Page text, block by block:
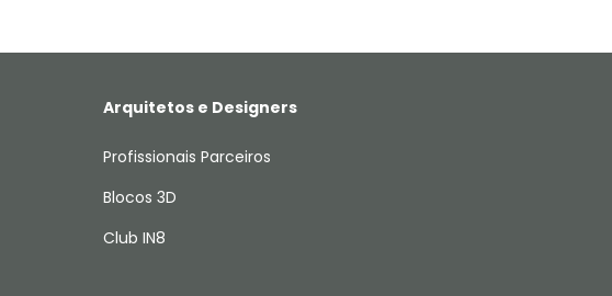
Arquitetos e Designers
Profissionais Parceiros
Blocos 3D
Club IN8